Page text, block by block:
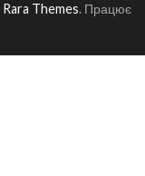
Rara Themes. Працює